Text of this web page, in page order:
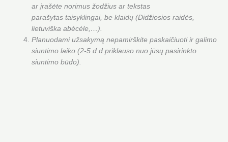
ar įrašėte norimus žodžius ar tekstas
parašytas taisyklingai, be klaidų (Didžiosios raidės,
lietuviška abėcėle,…).
Planuodami užsakymą nepamirškite paskaičiuoti ir galimo
siuntimo laiko (2-5 d.d priklauso nuo jūsų pasirinkto
siuntimo būdo).